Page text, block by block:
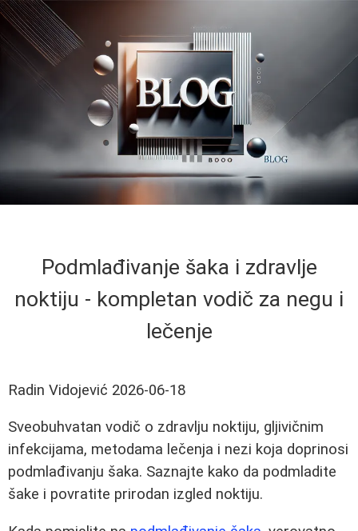
Podmlađivanje šaka i zdravlje
noktiju - kompletan vodič za negu i
lečenje
Radin Vidojević 2026-06-18
Sveobuhvatan vodič o zdravlju noktiju, gljivičnim
infekcijama, metodama lečenja i nezi koja doprinosi
podmlađivanju šaka. Saznajte kako da podmladite
šake i povratite prirodan izgled noktiju.